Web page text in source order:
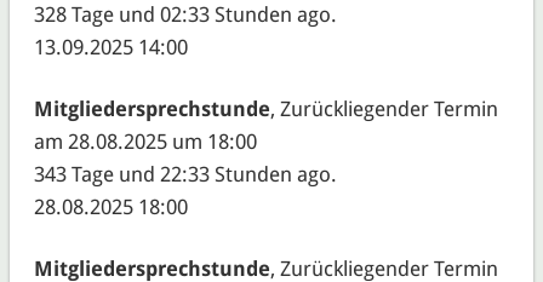
328 Tage und 02:33 Stunden ago.
13.09.2025 14:00
Mitgliedersprechstunde, Zurückliegender Termin
am 28.08.2025 um 18:00
343 Tage und 22:33 Stunden ago.
28.08.2025 18:00
Mitgliedersprechstunde, Zurückliegender Termin